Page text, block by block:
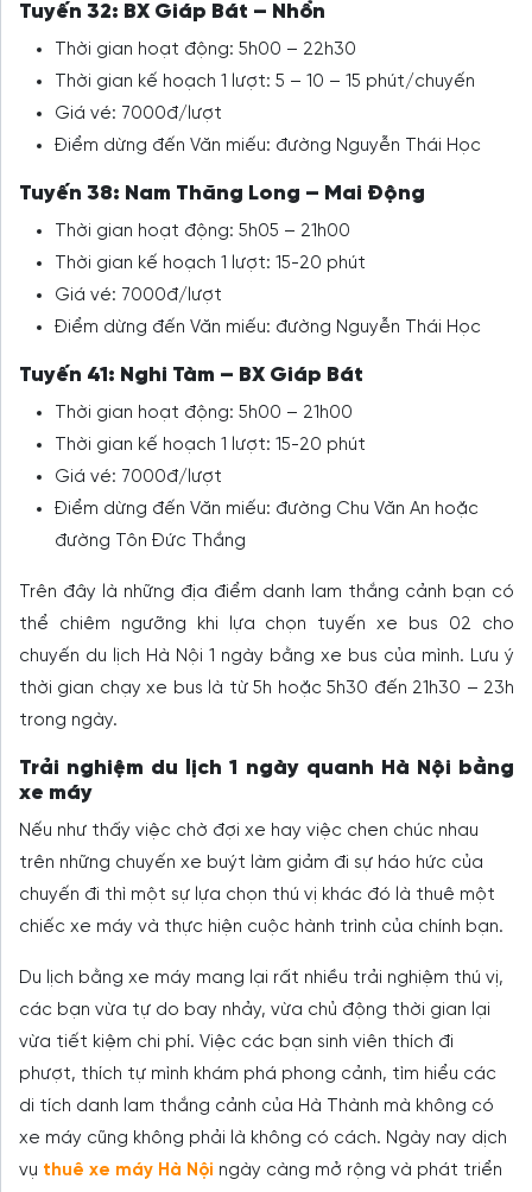
Tuyến 32: BX Giáp Bát – Nhổn
Thời gian hoạt động: 5h00 – 22h30
Thời gian kế hoạch 1 lượt: 5 – 10 – 15 phút/chuyến
Giá vé: 7000đ/lượt
Điểm dừng đến Văn miếu: đường Nguyễn Thái Học
Tuyến 38: Nam Thăng Long – Mai Động
Thời gian hoạt động: 5h05 – 21h00
Thời gian kế hoạch 1 lượt: 15-20 phút
Giá vé: 7000đ/lượt
Điểm dừng đến Văn miếu: đường Nguyễn Thái Học
Tuyến 41: Nghi Tàm – BX Giáp Bát
Thời gian hoạt động: 5h00 – 21h00
Thời gian kế hoạch 1 lượt: 15-20 phút
Giá vé: 7000đ/lượt
Điểm dừng đến Văn miếu: đường Chu Văn An hoặc
đường Tôn Đức Thắng
Trên đây là những địa điểm danh lam thắng cảnh bạn có
thể chiêm ngưỡng khi lựa chọn tuyến xe bus 02 cho
chuyến du lịch Hà Nội 1 ngày bằng xe bus của mình. Lưu ý
thời gian chạy xe bus là từ 5h hoặc 5h30 đến 21h30 – 23h
trong ngày.
Trải nghiệm du lịch 1 ngày quanh Hà Nội bằng
xe máy
Nếu như thấy việc chờ đợi xe hay việc chen chúc nhau
trên những chuyến xe buýt làm giảm đi sự háo hức của
chuyến đi thì một sự lựa chọn thú vị khác đó là thuê một
chiếc xe máy và thực hiện cuộc hành trình của chính bạn.
Du lịch bằng xe máy mang lại rất nhiều trải nghiệm thú vị,
các bạn vừa tự do bay nhảy, vừa chủ động thời gian lại
vừa tiết kiệm chi phí. Việc các bạn sinh viên thích đi
phượt, thích tự mình khám phá phong cảnh, tìm hiểu các
di tích danh lam thắng cảnh của Hà Thành mà không có
xe máy cũng không phải là không có cách. Ngày nay dịch
vụ thuê xe máy Hà Nội ngày càng mở rộng và phát triển